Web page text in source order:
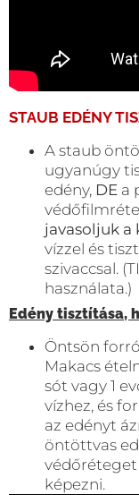
STAUB EDÉNY
A staub
ugyanúgy
edény, DE a
javasoljuk
vízzel és
szivaccsal.
használata.)
Edény tisztítása,
Öntsön
Makacs
sót vagy 1
vízhez, és
az edényt
öntöttvas
védőréteget
képezni.